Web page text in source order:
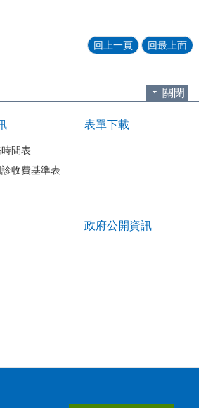
回上一頁 回最上面
關閉
間表
收費基準表
表單下載
政府公開資訊